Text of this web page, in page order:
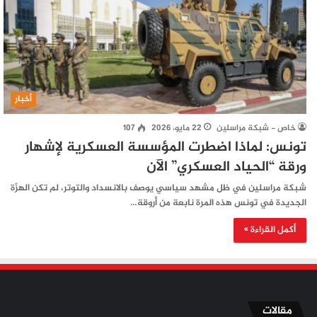
أخبار
خاص - شبكة مراسلين 22 مايو، 2026 107
تونس: لماذا اضطرت المؤسسة العسكرية لإشهار
ورقة “الحياد العسكري” الآن
شبكة مراسلين في ظل مشهد سياسي يوصف بالانسداد والتوتر، لم تكن الهزّة
الجديدة في تونس هذه المرة نابعة من أروقة…
أكمل القراءة »
مقالات